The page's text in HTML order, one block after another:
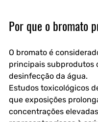
Por que o bromato
O bromato é
principais subprodutos
desinfecção da água.
Estudos toxicológicos
que exposições
concentrações